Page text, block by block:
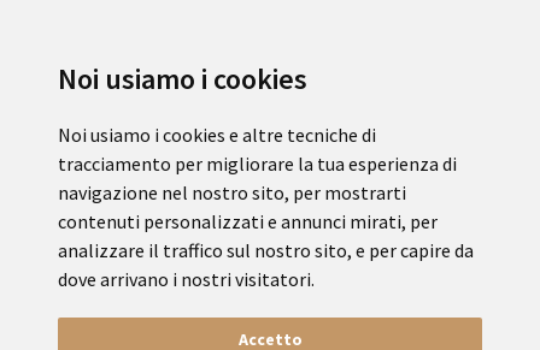
Noi usiamo i cookies
Noi usiamo i cookies e altre tecniche di
tracciamento per migliorare la tua esperienza di
navigazione nel nostro sito, per mostrarti
contenuti personalizzati e annunci mirati, per
analizzare il traffico sul nostro sito, e per capire da
dove arrivano i nostri visitatori.
Accetto